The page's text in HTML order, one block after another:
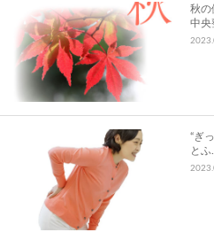
秋の
中央
“ぎ
とふ…